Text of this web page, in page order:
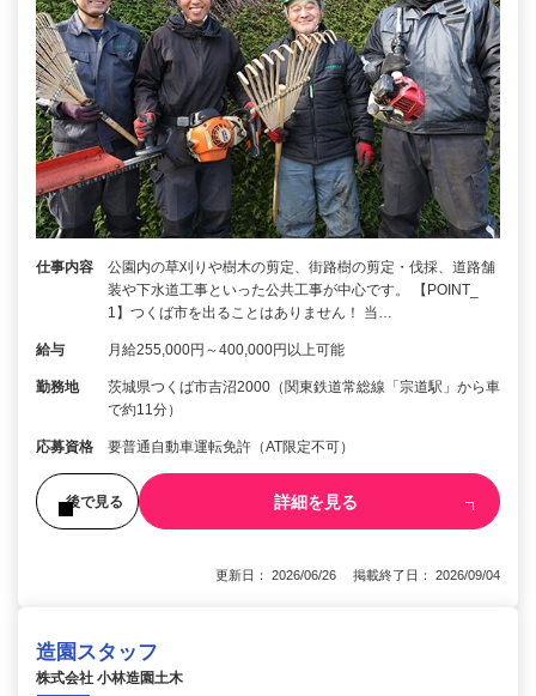
仕事内容
公園内の草刈りや樹木の剪定、街路樹の剪定・伐採、道路舗
装や下水道工事といった公共工事が中心です。 【POINT_
1】つくば市を出ることはありません！ 当…
給与 月給255,000円～400,000円以上可能
勤務地
茨城県つくば市吉沼2000（関東鉄道常総線「宗道駅」から車
で約11分）
応募資格 要普通自動車運転免許（AT限定不可）
後で見る 詳細を見る
更新日： 2026/06/26 掲載終了日： 2026/09/04
造園スタッフ
株式会社 小林造園土木